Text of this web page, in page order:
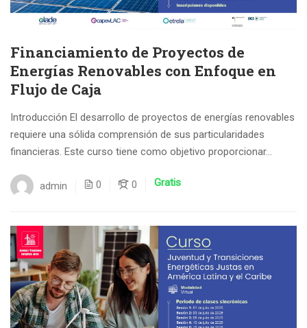
Financiamiento de Proyectos de
Energías Renovables con Enfoque en
Flujo de Caja
Introducción El desarrollo de proyectos de energías renovables
requiere una sólida comprensión de sus particularidades
financieras. Este curso tiene como objetivo proporcionar...
admin 0 0 Gratis